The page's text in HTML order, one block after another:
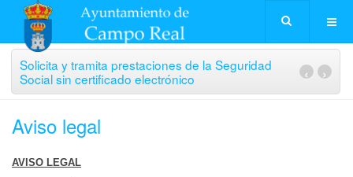
Solicita y tramita prestaciones de la Seguridad
Social sin certificado electrónico
›
‹
Aviso legal
AVISO LEGAL